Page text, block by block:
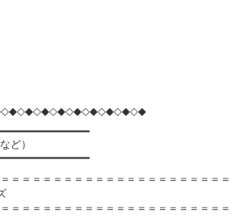
ど）
＝＝＝＝＝＝＝＝＝＝＝＝＝＝＝＝＝＝＝＝＝
＝＝＝＝＝＝＝＝＝＝＝＝＝＝＝＝＝＝＝＝＝